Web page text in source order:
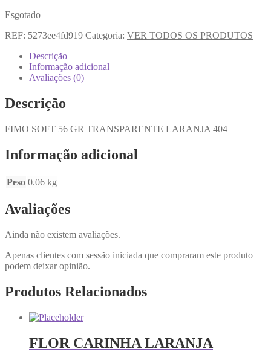
Esgotado
REF: 5273ee4fd919 Categoria: VER TODOS OS PRODUTOS
Descrição
Informação adicional
Avaliações (0)
Descrição
FIMO SOFT 56 GR TRANSPARENTE LARANJA 404
Informação adicional
Peso 0.06 kg
Avaliações
Ainda não existem avaliações.
Apenas clientes com sessão iniciada que compraram este produto
podem deixar opinião.
Produtos Relacionados
FLOR CARINHA LARANJA